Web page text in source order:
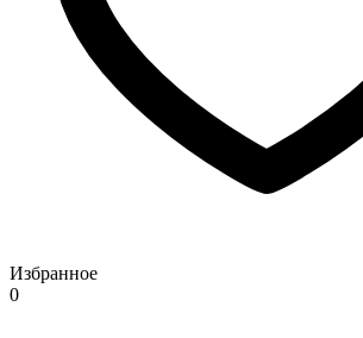
Избранное
0